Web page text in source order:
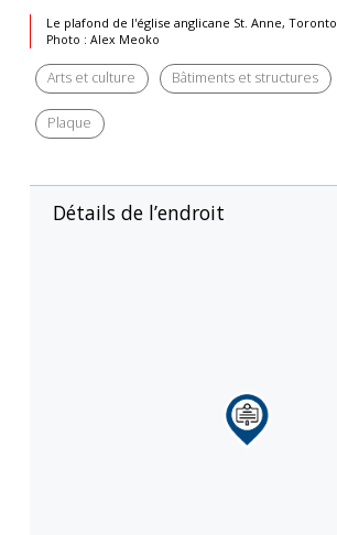
Le plafond de l'église anglicane St. Anne, Toronto
Photo : Alex Meoko
Arts et culture Bâtiments et structures
Plaque
Détails de l’endroit